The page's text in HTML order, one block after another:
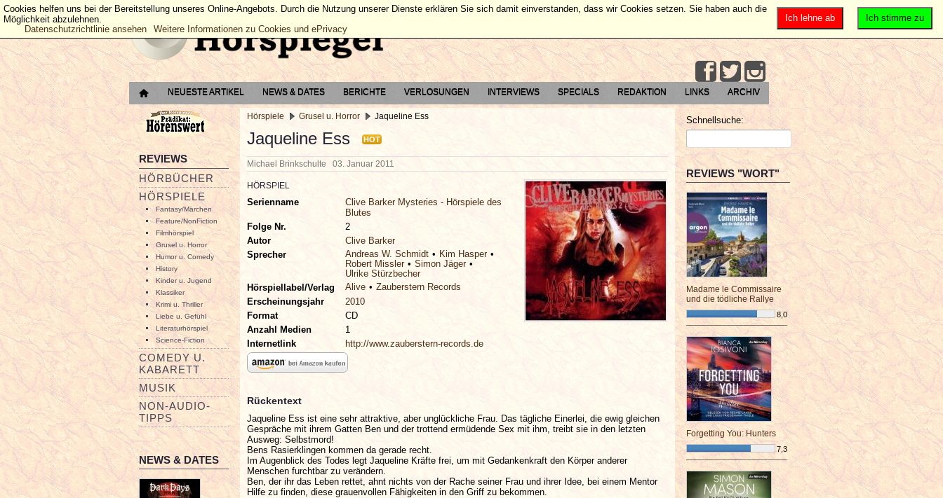
NEUESTE ARTIKEL NEWS & DATES BERICHTE VERLOSUNGEN INTERVIEWS SPECIALS REDAKTION LINKS ARCHIV
REVIEWS
HÖRBÜCHER
HÖRSPIELE
Fantasy/Märchen
Feature/NonFiction
Filmhörspiel
Grusel u. Horror
Humor u. Comedy
History
Kinder u. Jugend
Klassiker
Krimi u. Thriller
Liebe u. Gefühl
Literaturhörspiel
Science-Fiction
COMEDY U.
KABARETT
MUSIK
NON-AUDIO-
TIPPS
NEWS & DATES
Hörspiele Grusel u. Horror Jaqueline Ess
Jaqueline Ess HOT
Michael Brinkschulte 03. Januar 2011
HÖRSPIEL
Serienname
Clive Barker Mysteries - Hörspiele des
Blutes
Folge Nr.
2
Autor
Clive Barker
Sprecher
Andreas W. Schmidt
Kim Hasper
Robert Missler
Simon Jäger
Ulrike Stürzbecher
Hörspiellabel/Verlag
Alive
Zauberstern Records
Erscheinungsjahr
2010
Format
CD
Anzahl Medien
1
Internetlink
http://www.zauberstern-records.de
Rückentext
Jaqueline Ess ist eine sehr attraktive, aber unglückliche Frau. Das tägliche Einerlei, die ewig gleichen
Gespräche mit ihrem Gatten Ben und der trottend ermüdende Sex mit ihm, treibt sie in den letzten
Ausweg: Selbstmord!
Bens Rasierklingen kommen da gerade recht.
Im Augenblick des Todes legt Jaqueline Kräfte frei, um mit Gedankenkraft den Körper anderer
Menschen furchtbar zu verändern.
Ben, der ihr das Leben rettet, ahnt nichts von der Rache seiner Frau und ihrer Idee, bei einem Mentor
Hilfe zu finden, diese grauenvollen Fähigkeiten in den Griff zu bekommen.
Schnellsuche:
REVIEWS "WORT"
Madame le Commissaire
und die tödliche Rallye
8,0
¯¯¯¯¯¯¯¯¯¯¯¯¯¯¯¯¯¯¯¯¯¯¯¯
Forgetting You: Hunters
7,3
¯¯¯¯¯¯¯¯¯¯¯¯¯¯¯¯¯¯¯¯¯¯¯¯
Ich stimme zu
Ich lehne ab
Cookies helfen uns bei der Bereitstellung unseres Online-Angebots. Durch die Nutzung unserer Dienste erklären Sie sich damit einverstanden, dass wir Cookies setzen. Sie haben auch die
Möglichkeit abzulehnen.
Datenschutzrichtlinie ansehen
Weitere Informationen zu Cookies und ePrivacy